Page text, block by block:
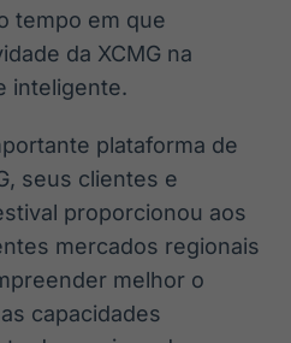
tempo em que
da XCMG na
inteligente.
plataforma de
seus clientes e
proporcionou aos
mercados regionais
melhor o
capacidades